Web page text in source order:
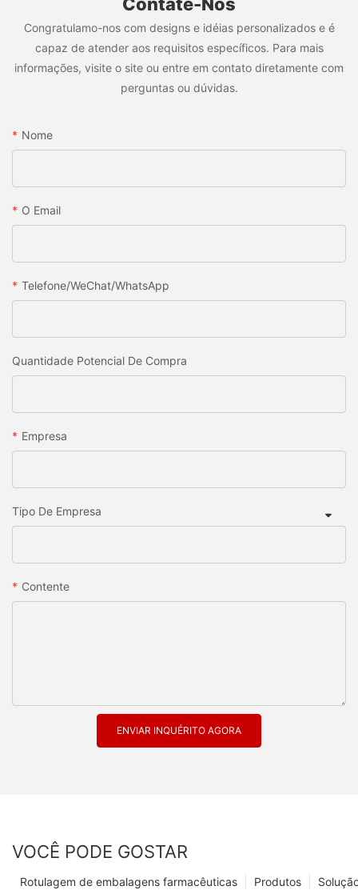
Congratulamo-nos com designs e idéias personalizados e é
capaz de atender aos requisitos específicos. Para mais
informações, visite o site ou entre em contato diretamente com
perguntas ou dúvidas.
Nome
O Email
Telefone/WeChat/WhatsApp
Quantidade Potencial De Compra
Empresa
Tipo De Empresa
Contente
ENVIAR INQUÉRITO AGORA
VOCÊ PODE GOSTAR
Produtos
Rotulagem de embalagens farmacêuticas